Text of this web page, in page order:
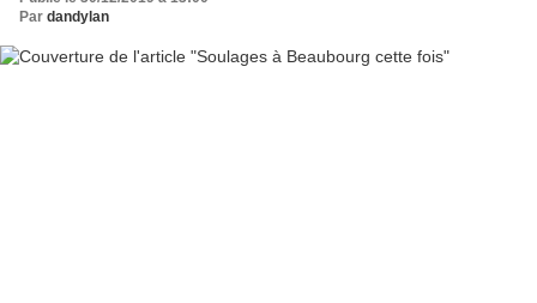
Par dandylan